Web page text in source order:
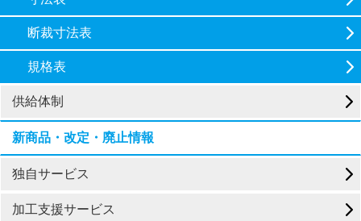
断裁寸法表
規格表
供給体制
新商品・改定・廃止情報
独自サービス
加工支援サービス